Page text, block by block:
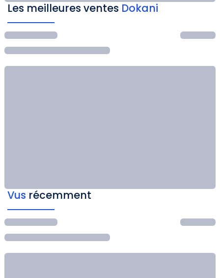
Les meilleures ventes Dokani
Vus récemment